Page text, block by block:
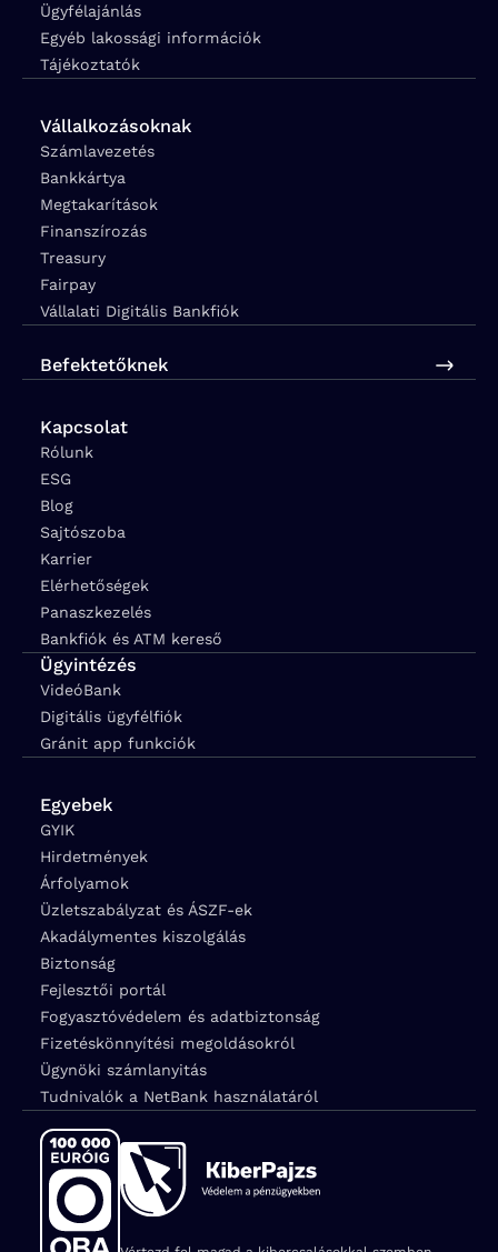
Ügyfélajánlás
Egyéb lakossági információk
Tájékoztatók
Vállalkozásoknak
Számlavezetés
Bankkártya
Megtakarítások
Finanszírozás
Treasury
Fairpay
Vállalati Digitális Bankfiók
Befektetőknek
Kapcsolat
Rólunk
ESG
Blog
Sajtószoba
Karrier
Elérhetőségek
Panaszkezelés
Bankfiók és ATM kereső
Ügyintézés
VideóBank
Digitális ügyfélfiók
Gránit app funkciók
Egyebek
GYIK
Hirdetmények
Árfolyamok
Üzletszabályzat és ÁSZF-ek
Akadálymentes kiszolgálás
Biztonság
Fejlesztői portál
Fogyasztóvédelem és adatbiztonság
Fizetéskönnyítési megoldásokról
Ügynöki számlanyitás
Tudnivalók a NetBank használatáról